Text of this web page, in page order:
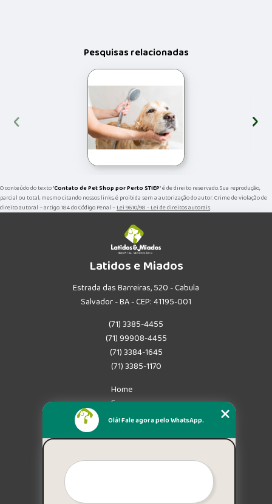
Pesquisas relacionadas
‹ ›
O conteúdo do texto "Contato de Pet Shop por Perto STIEP" é de direito reservado. Sua reprodução,
parcial ou total, mesmo citando nossos links, é proibida sem a autorização do autor. Crime de violação de
direito autoral – artigo 184 do Código Penal –Lei 9610/98 - Lei de direitos autorais.
Latidos e Miados
Estrada das Barreiras, 520 - Cabula
Salvador - BA - CEP: 41195-001
(71) 3385-4455
(71) 99908-4455
(71) 3384-1645
(71) 3385-1170
Home
Empresa
Missão
Mapa do site
Olá! Fale agora pelo WhatsApp.